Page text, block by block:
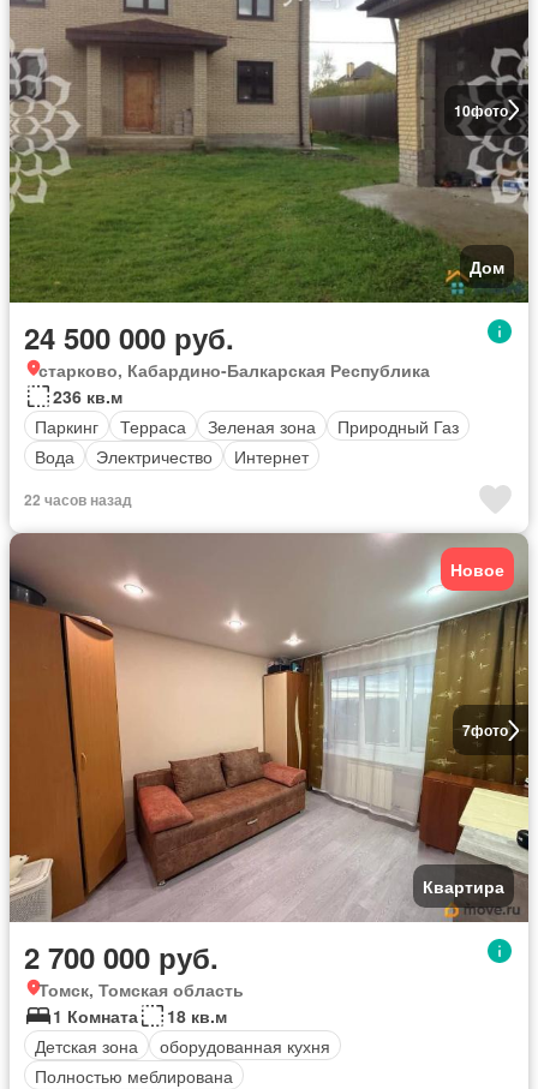
10фото
Дом
24 500 000 руб.
старково, Кабардино-Балкарская Республика
236 кв.м
Паркинг
Терраса Зеленая зона
Природный Газ
Вода
Электричество Интернет
22 часов назад
7фото
Новое
Квартира
2 700 000 руб.
Томск, Томская область
1 Комната
18 кв.м
Детская зона
оборудованная кухня
Полностью меблирована